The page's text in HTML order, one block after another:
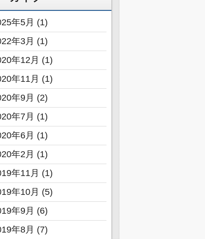
年5月 (1)
年3月 (1)
年12月 (1)
年11月 (1)
年9月 (2)
年7月 (1)
年6月 (1)
年2月 (1)
年11月 (1)
年10月 (5)
年9月 (6)
年8月 (7)